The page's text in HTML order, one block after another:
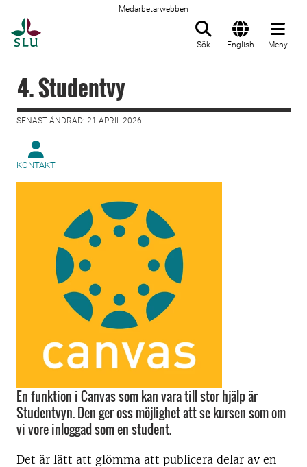
Medarbetarwebben
Sök English Meny
4. Studentvy
SENAST ÄNDRAD: 21 APRIL 2026
KONTAKT
En funktion i Canvas som kan vara till stor hjälp är
Studentvyn. Den ger oss möjlighet att se kursen som om
vi vore inloggad som en student.
Det är lätt att glömma att publicera delar av en